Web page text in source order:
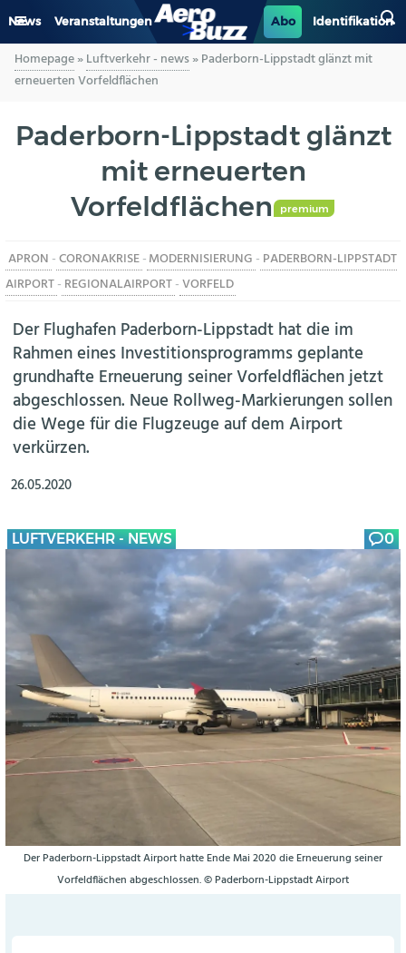
News Veranstaltungen Abo Identifikation
GENERAL AVIATION
LUFTVERKEHR
INDUSTRIE
BERUFE
AERO-KULTUR
Homepage»Luftverkehr - news»Paderborn-Lippstadt glänzt mit
erneuerten Vorfeldflächen
Paderborn-Lippstadt glänzt
mit erneuerten
Vorfeldflächen
premium
APRON -CORONAKRISE-MODERNISIERUNG - PADERBORN-LIPPSTADT
AIRPORT- REGIONALAIRPORT-VORFELD
Der Flughafen Paderborn-Lippstadt hat die im
Rahmen eines Investitionsprogramms geplante
grundhafte Erneuerung seiner Vorfeldflächen jetzt
abgeschlossen. Neue Rollweg-Markierungen sollen
die Wege für die Flugzeuge auf dem Airport
verkürzen.
26.05.2020
LUFTVERKEHR - NEWS 0
Der Paderborn-Lippstadt Airport hatte Ende Mai 2020 die Erneuerung seiner
Vorfeldflächen abgeschlossen. © Paderborn-Lippstadt Airport